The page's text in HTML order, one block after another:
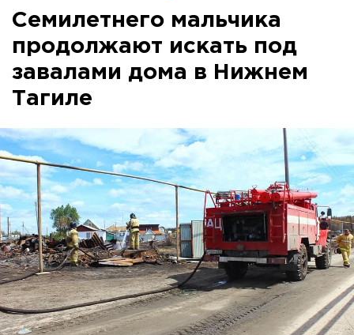
Семилетнего мальчика
продолжают искать под
завалами дома в Нижнем
Тагиле